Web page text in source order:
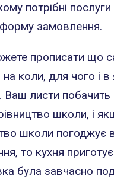
потрібні послуги
замовлення.
прописати що
на коли, для чого і в
Ваш листи побачить
школи, і
школи погоджує
то кухня
була завчасно